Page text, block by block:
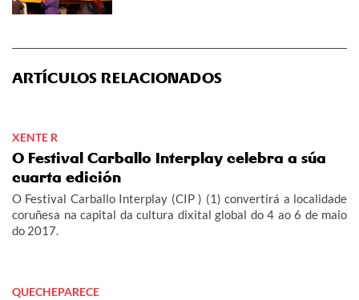
ARTÍCULOS RELACIONADOS
XENTE R
O Festival Carballo Interplay celebra a súa
cuarta edición
O Festival Carballo Interplay (CIP ) (1) convertirá a localidade
coruñesa na capital da cultura dixital global do 4 ao 6 de maio
do 2017.
QUECHEPARECE